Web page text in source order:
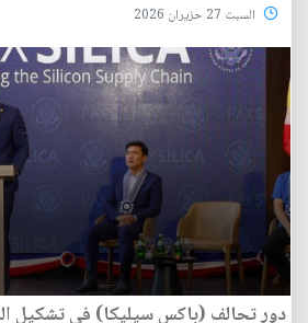
السبت 27 حزيران 2026
دور تحالف (باكس سيليكا) في تشكيل